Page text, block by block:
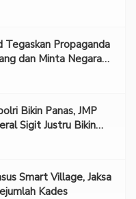
Tegaskan Propaganda
dan Minta Negara
Bikin Panas, JMP
Sigit Justru Bikin
Smart Village, Jaksa
Kades